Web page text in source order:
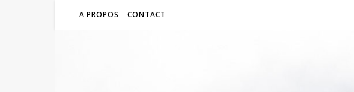
A PROPOS CONTACT